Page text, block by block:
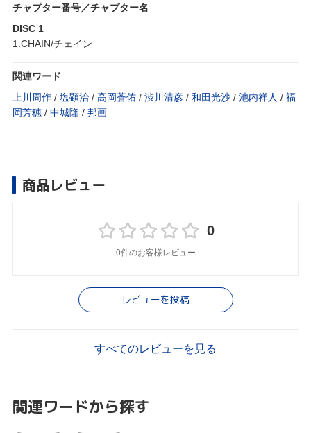
チャプター番号／チャプター名
DISC 1
1.CHAIN/チェイン
関連ワード
上川周作 / 塩顕治 / 高岡蒼佑 / 渋川清彦 / 和田光沙 / 池内祥人 / 福
岡芳穂 / 中城隆 / 邦画
商品レビュー
0
0件のお客様レビュー
レビューを投稿
すべてのレビューを見る
関連ワードから探す